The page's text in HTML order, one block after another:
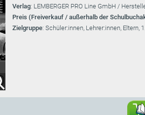
Verlag: LEMBERGER PRO Line GmbH /
Preis (Freiverkauf / außerhalb der
Zielgruppe: Schüler:innen, Lehrer:innen, Eltern,